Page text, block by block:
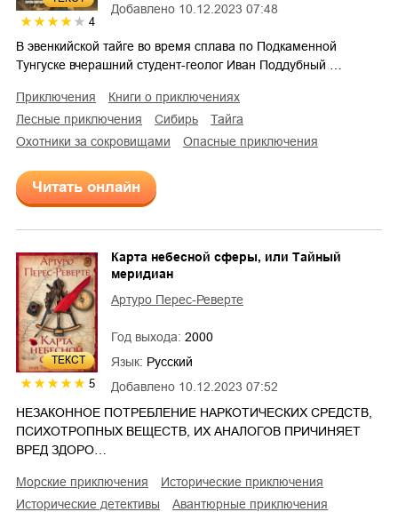
4
Добавлено 10.12.2023 07:48
В эвенкийской тайге во время сплава по Подкаменной
Тунгуске вчерашний студент-геолог Иван Поддубный …
приключения
книги о приключениях
лесные приключения
Сибирь
тайга
охотники за сокровищами
опасные приключения
Читать онлайн
ТЕКСТ
5 Добавлено 10.12.2023 07:52
Карта небесной сферы, или Тайный
меридиан
Артуро Перес-Реверте
Год выхода: 2000
Язык: Русский
НЕЗАКОННОЕ ПОТРЕБЛЕНИЕ НАРКОТИЧЕСКИХ СРЕДСТВ,
ПСИХОТРОПНЫХ ВЕЩЕСТВ, ИХ АНАЛОГОВ ПРИЧИНЯЕТ
ВРЕД ЗДОРО…
морские приключения
исторические приключения
исторические детективы
авантюрные приключения